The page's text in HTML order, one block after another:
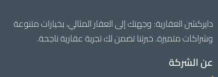
دايركشن العقارية: وجهتك إلى العقار المثالي، بخيارات متنوعة
وشراكات متميزة. خبرتنا تضمن لك تجربة عقارية ناجحة.
عن الشركة